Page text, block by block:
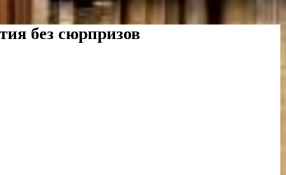
без сюрпризов